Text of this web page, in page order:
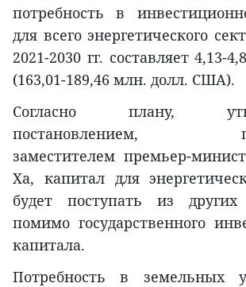
потребность в
для всего энергетического
2021-2030 гг. составляет 4,13-
(163,01-189,46 млн. долл. США).
Согласно плану,
постановлением,
заместителем премьер-
Ха, капитал для
будет поступать из других
помимо государственного
капитала.
Потребность в земельных